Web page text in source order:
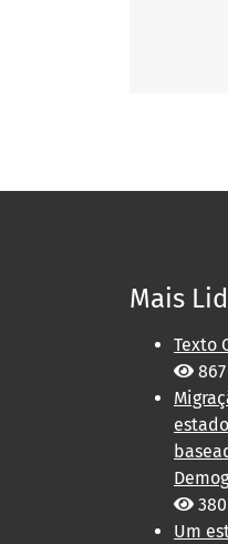
Mais
Texto
867
380
Um